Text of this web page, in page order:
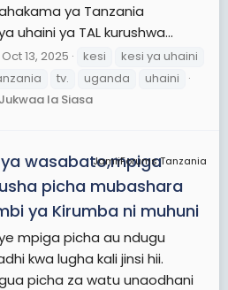
ya Tanzania
uhaini ya TAL kurushwa...
Oct 13, 2025 kesi
kesi ya uhaini
tv. uganda
uhaini
Jukwaa la Siasa
JamiiForums Tanzania
wasabato,mpiga
picha mubashara
ya Kirumba ni muhuni
mpiga picha au ndugu
kwa lugha kali jinsi hii.
picha za watu unaodhani